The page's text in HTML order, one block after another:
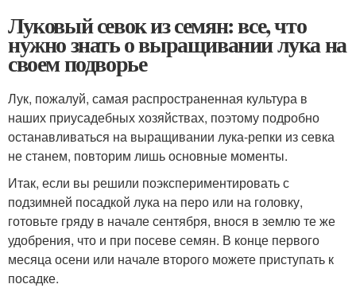
Луковый севок из семян: все, что
нужно знать о выращивании лука на
своем подворье
Лук, пожалуй, самая распространенная культура в
наших приусадебных хозяйствах, поэтому подробно
останавливаться на выращивании лука-репки из севка
не станем, повторим лишь основные моменты.
Итак, если вы решили поэкспериментировать с
подзимней посадкой лука на перо или на головку,
готовьте гряду в начале сентября, внося в землю те же
удобрения, что и при посеве семян. В конце первого
месяца осени или начале второго можете приступать к
посадке.